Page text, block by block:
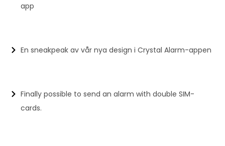
app
En sneakpeak av vår nya design i Crystal Alarm-appen
Finally possible to send an alarm with double SIM-
cards.